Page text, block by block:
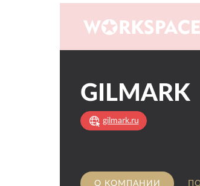
GILMARK
gilmark.ru
О КОМПАНИИ